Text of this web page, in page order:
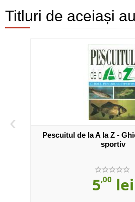
Titluri de aceiași
‹
Pescuitul de la A la Z -
sportiv
5,00 lei